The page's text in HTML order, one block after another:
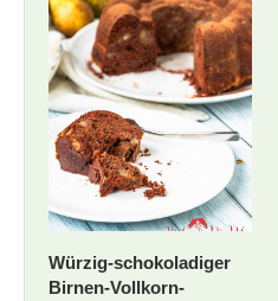
Würzig-schokoladiger
Birnen-Vollkorn-